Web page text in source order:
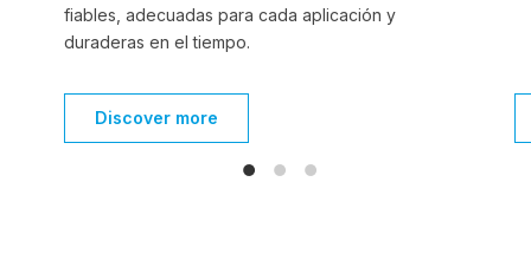
fiables, adecuadas para cada aplicación y
duraderas en el tiempo.
Discover more